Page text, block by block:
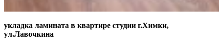
укладка ламината в квартире студии г.Химки,
ул.Лавочкина